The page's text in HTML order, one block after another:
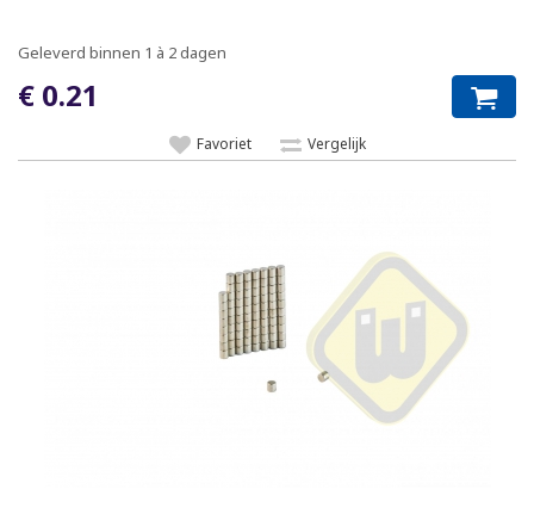
Geleverd binnen 1 à 2 dagen
€ 0.21
Favoriet Vergelijk